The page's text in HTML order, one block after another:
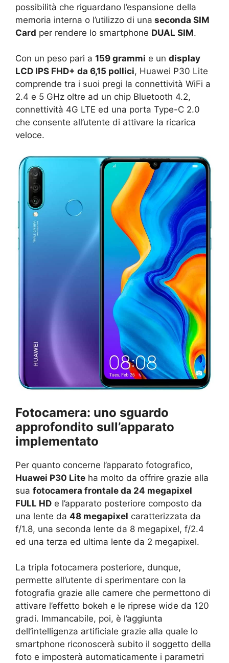
possibilità che riguardano l’espansione della
memoria interna o l’utilizzo di una seconda SIM
Card per rendere lo smartphone DUAL SIM.
Con un peso pari a 159 grammi e un display
LCD IPS FHD+ da 6,15 pollici, Huawei P30 Lite
comprende tra i suoi pregi la connettività WiFi a
2.4 e 5 GHz oltre ad un chip Bluetooth 4.2,
connettività 4G LTE ed una porta Type-C 2.0
che consente all’utente di attivare la ricarica
veloce.
Fotocamera: uno sguardo
approfondito sull’apparato
implementato
Per quanto concerne l’apparato fotografico,
Huawei P30 Lite ha molto da offrire grazie alla
sua fotocamera frontale da 24 megapixel
FULL HD e l’apparato posteriore composto da
una lente da 48 megapixel caratterizzata da
f/1.8, una seconda lente da 8 megapixel, f/2.4
ed una terza ed ultima lente da 2 megapixel.
La tripla fotocamera posteriore, dunque,
permette all’utente di sperimentare con la
fotografia grazie alle camere che permettono di
attivare l’effetto bokeh e le riprese wide da 120
gradi. Immancabile, poi, è l’aggiunta
dell’intelligenza artificiale grazie alla quale lo
smartphone riconoscerà subito il soggetto della
foto e imposterà automaticamente i parametri